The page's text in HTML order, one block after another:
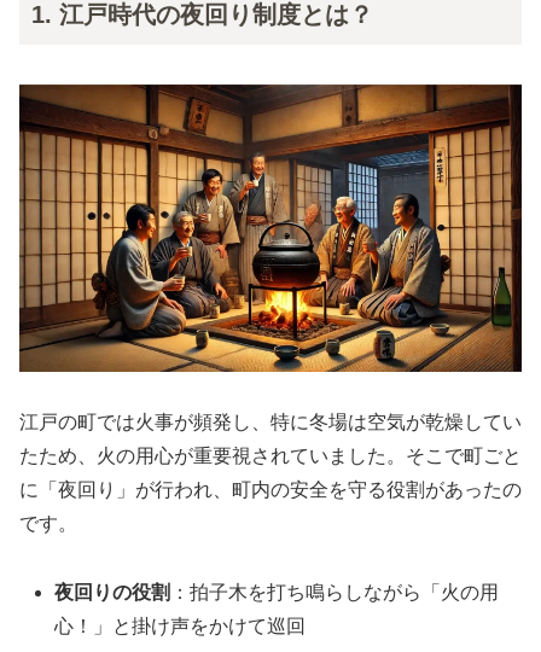
1. 江戸時代の夜回り制度とは？
江戸の町では火事が頻発し、特に冬場は空気が乾燥してい
たため、火の用心が重要視されていました。そこで町ごと
に「夜回り」が行われ、町内の安全を守る役割があったの
です。
夜回りの役割 ：拍子木を打ち鳴らしながら「火の用
心！」と掛け声をかけて巡回